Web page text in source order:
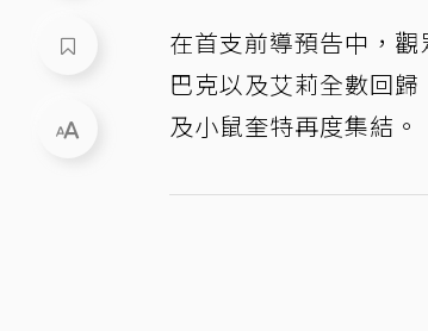
在首支前導預告中，
巴克以及艾莉全數回
及小鼠奎特再度集結。